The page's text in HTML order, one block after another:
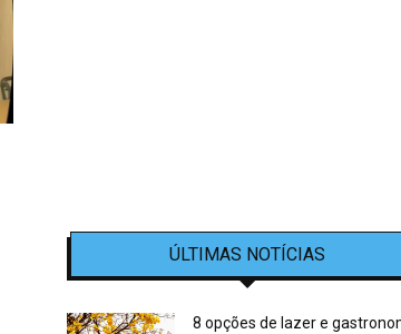
ÚLTIMAS NOTÍCIAS
8 opções de lazer e